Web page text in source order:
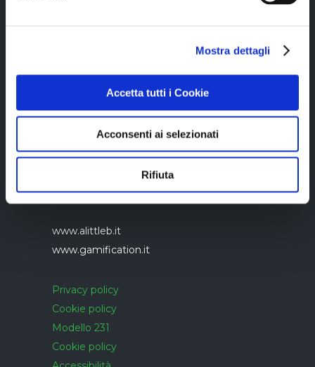
Mostra dettagli
Accetta tutti i Cookie
Acconsenti ai selezionati
Rifiuta
Azienda con sistema di gestione qualità
UNI EN ISO 9001:2015 certificato da
CERTIQUALITY
www.alittleb.it
www.gamification.it
Privacy policy
Cookie policy
Modello 231
Cookie policy